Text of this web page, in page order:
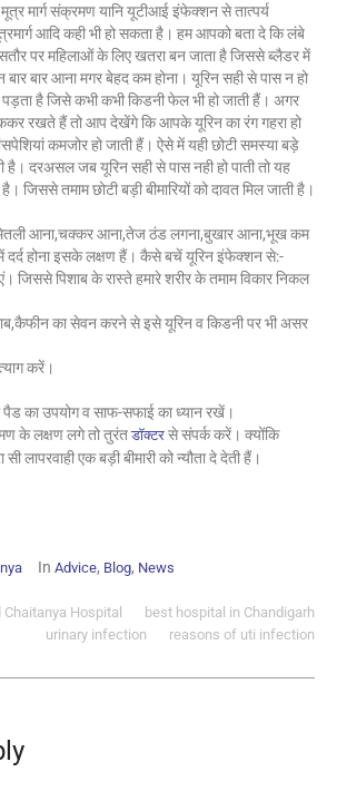
मार्ग संक्रमण यानि यूटीआई इंफेक्शन से तात्पर्य
आदि कही भी हो सकता है। हम आपको बता दे कि लंबे
पर महिलाओं के लिए खतरा बन जाता है जिससे ब्लैडर में
बार आना मगर बेहद कम होना। यूरिन सही से पास न हो
है जिसे कभी कभी किडनी फेल भी हो जाती हैं। अगर
रखते हैं तो आप देखेंगे कि आपके यूरिन का रंग गहरा हो
कमजोर हो जाती हैं। ऐसे में यही छोटी समस्या बड़े
है। दरअसल जब यूरिन सही से पास नही हो पाती तो यह
जिससे तमाम छोटी बड़ी बीमारियों को दावत मिल जाती है।
आना,चक्कर आना,तेज ठंड लगना,बुखार आना,भूख कम
दर्द होना इसके लक्षण हैं। कैसे बचें यूरिन इंफेक्शन से:-
जिससे पिशाब के रास्ते हमारे शरीर के तमाम विकार निकल
का सेवन करने से इसे यूरिन व किडनी पर भी असर
करें।
पैड का उपयोग व साफ-सफाई का ध्यान रखें।
के लक्षण लगे तो तुरंत डॉक्टर से संपर्क करें। क्योंकि
एक बड़ी बीमारी को न्यौता दे देती हैं।
In Advice, Blog, News
best hospital in Chandigarh
Hospital
reasons of uti infection
urinary infection